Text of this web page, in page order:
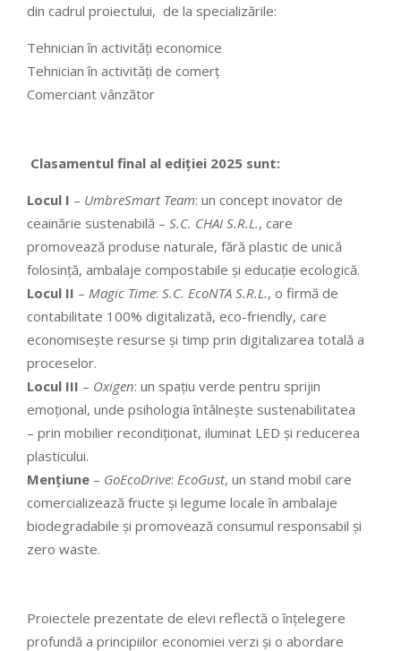
din cadrul proiectului, de la specializările:
Tehnician în activități economice
Tehnician în activități de comerț
Comerciant vânzător
Clasamentul final al ediției 2025 sunt:
Locul I – UmbreSmart Team: un concept inovator de
ceainărie sustenabilă – S.C. CHAI S.R.L., care
promovează produse naturale, fără plastic de unică
folosință, ambalaje compostabile și educație ecologică.
Locul II – Magic Time: S.C. EcoNTA S.R.L., o firmă de
contabilitate 100% digitalizată, eco-friendly, care
economisește resurse și timp prin digitalizarea totală a
proceselor.
Locul III – Oxigen: un spațiu verde pentru sprijin
emoțional, unde psihologia întâlnește sustenabilitatea
– prin mobilier recondiționat, iluminat LED și reducerea
plasticului.
Mențiune – GoEcoDrive: EcoGust, un stand mobil care
comercializează fructe și legume locale în ambalaje
biodegradabile și promovează consumul responsabil și
zero waste.
Proiectele prezentate de elevi reflectă o înțelegere
profundă a principiilor economiei verzi și o abordare